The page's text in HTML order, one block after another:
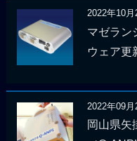
2022年10月
マゼラン
ウェア更
2022年09月
岡山県矢